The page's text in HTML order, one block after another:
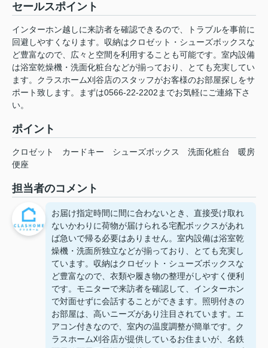
セールスポイント
インターホン越しに来訪者を確認できるので、トラブルを事前に
回避しやすくなります。収納はクロゼット・シューズボックスな
ど豊富なので、広々と空間を利用することも可能です。室内設備
は浴室乾燥機・洗面化粧台などが揃っており、とても充実してい
ます。クラスホーム刈谷店のスタッフがお客様のお部屋探しをサ
ポート致します。まずは0566-22-2202までお気軽にご連絡下さ
い。
ポイント
クロゼット カードキー シューズボックス 洗面化粧台
暖房
便座
担当者のコメント
お届け指定時間に間に合わないとき、直接受け取れ
ないかわりに荷物が届けられる宅配ボックスがあれ
ば急いで帰る必要はありません。室内設備は浴室乾
燥機・洗面所独立などが揃っており、とても充実し
ています。収納はクロゼット・シューズボックスな
ど豊富なので、衣類や履き物の整理がしやすく便利
です。モニターで来訪者を確認して、インターホン
で対面せずに会話することができます。照明付きの
お部屋は、高いニーズがあり注目されています。エ
アコン付きなので、室内の温度調整が簡単です。ク
ラスホーム刈谷店が提供しているお住まいが、名鉄